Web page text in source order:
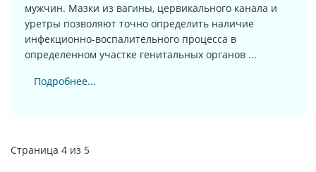
мужчин. Мазки из вагины, цервикального канала и
уретры позволяют точно определить наличие
инфекционно-воспалительного процесса в
определенном участке генитальных органов ...
Подробнее...
Страница 4 из 5